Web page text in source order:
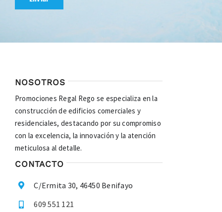
NOSOTROS
Promociones Regal Rego se especializa en la
construcción de edificios comerciales y
residenciales, destacando por su compromiso
con la excelencia, la innovación y la atención
meticulosa al detalle.
CONTACTO
C/Ermita 30, 46450 Benifayo
609 551 121